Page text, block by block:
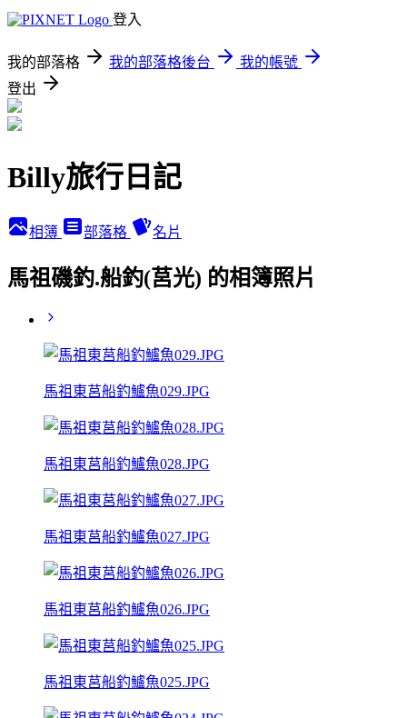
登入
我的部落格 我的部落格後台
我的帳號
登出
Billy旅行日記
相簿 部落格 名片
馬祖磯釣.船釣(莒光) 的相簿照片
馬祖東莒船釣鱸魚029.JPG
馬祖東莒船釣鱸魚028.JPG
馬祖東莒船釣鱸魚027.JPG
馬祖東莒船釣鱸魚026.JPG
馬祖東莒船釣鱸魚025.JPG